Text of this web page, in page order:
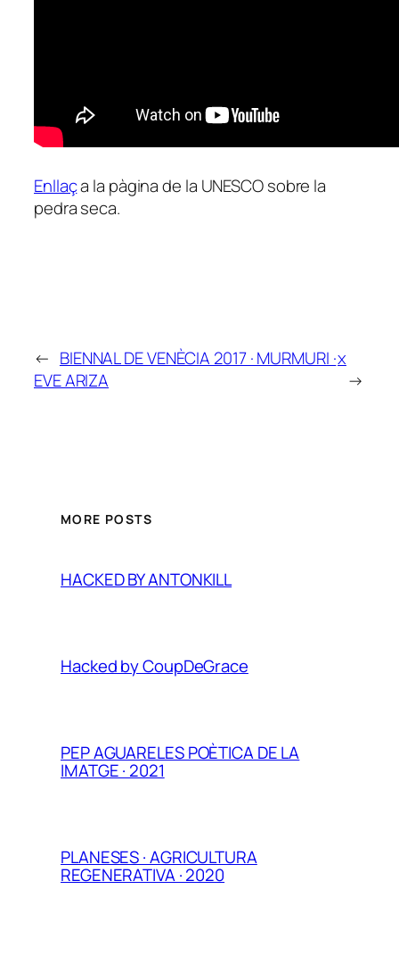
Enllaça la pàgina de la UNESCO sobre la
pedra seca.
← BIENNAL DE VENÈCIA 2017 · MURMURI ·
EVE ARIZA
x
→
MORE POSTS
HACKED BY ANTONKILL
Hacked by CoupDeGrace
PEP AGUARELES POÈTICA DE LA
IMATGE · 2021
PLANESES · AGRICULTURA
REGENERATIVA · 2020